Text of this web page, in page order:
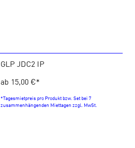
GLP JDC2 IP
ab 15,00 €*
*Tagesmietpreis pro Produkt bzw. Set bei 7
zusammenhängenden Miettagen zzgl. MwSt.